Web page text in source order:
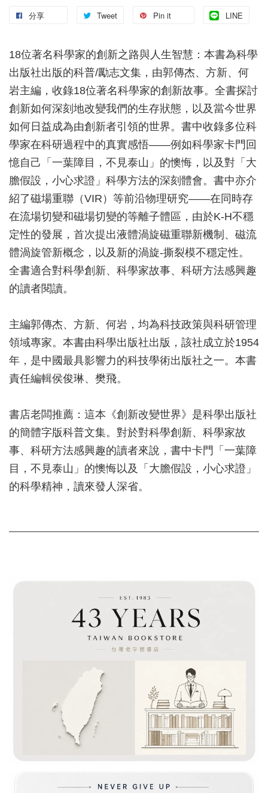
分享 Tweet Pin it LINE
18位著名科學家的創新之路與人生智慧：本書為科學
出版社出版的科普/勵志文集，由郭傳杰、方新、何
岩主編，收錄18位著名科學家的創新故事。全書探討
創新如何深刻地改變我們的生存狀態，以及當今世界
如何日益成為由創新者引領的世界。書中收錄多位科
學家在科研過程中的真實感悟——例如科學家卡門回
憶自己「一葉障目，不見泰山」的懊悔，以及對「大
膽假設，小心求證」科學方法的深刻體會。書中亦介
紹了磁場重聯（VIR）等前沿物理研究——在同時存
在流場切變和磁場切變的等離子體區，由於K-H不穩
定性的發展，首次提出液體渦旋磁重聯新機制、磁流
體渦旋管新概念，以及新的渦旋-撕裂模不穩定性。
全書適合對科學創新、科學家故事、科研方法感興趣
的讀者閱讀。
主編郭傳杰、方新、何岩，均為科技政策與科研管理
領域專家。本書由科學出版社出版，該社成立於1954
年，是中國最具影響力的科技學術出版社之一。本書
責任編輯侯俊琳、樊飛。
書店老闆推薦：這本《創新改變世界》是科學出版社
的簡體字版科普文集。對於對科學創新、科學家故
事、科研方法感興趣的讀者來說，書中卡門「一葉障
目，不見泰山」的懊悔以及「大膽假設，小心求證」
的科學精神，讀來發人深省。